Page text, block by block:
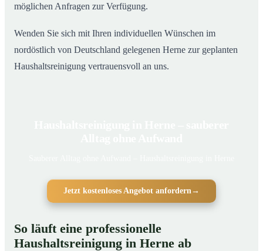
möglichen Anfragen zur Verfügung.
Wenden Sie sich mit Ihren individuellen Wünschen im
nordöstlich von Deutschland gelegenen Herne zur geplanten
Haushaltsreinigung vertrauensvoll an uns.
Jetzt kostenloses Angebot anfordern →
So läuft eine professionelle
Haushaltsreinigung in Herne ab